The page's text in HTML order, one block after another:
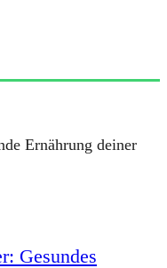
Ernährung deiner
Gesundes